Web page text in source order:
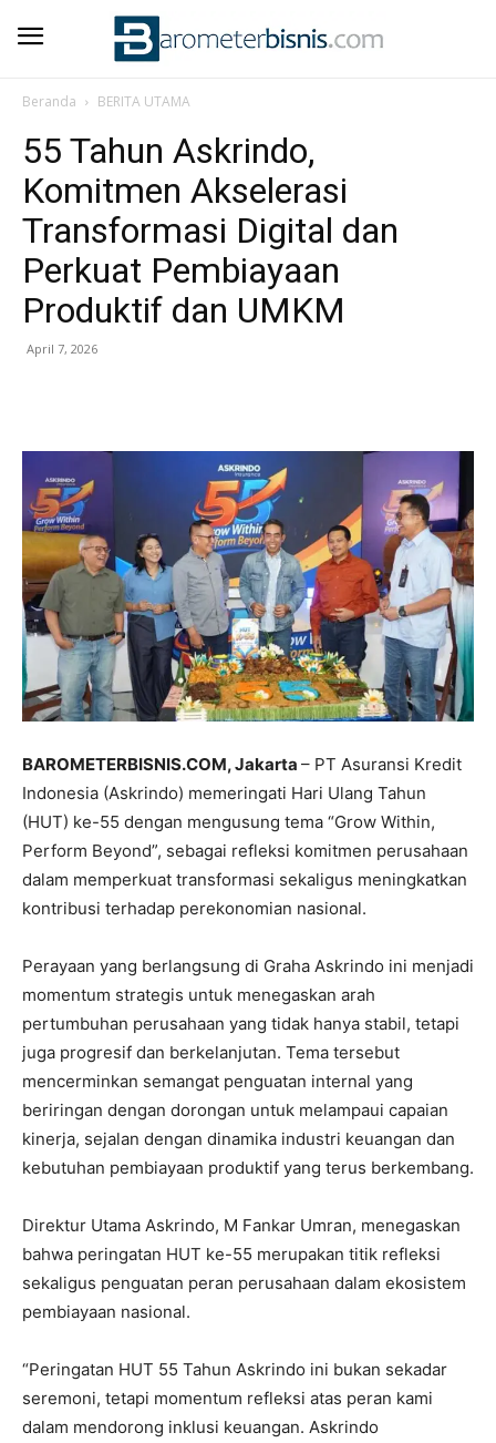
Beranda BERITA UTAMA
55 Tahun Askrindo,
Komitmen Akselerasi
Transformasi Digital dan
Perkuat Pembiayaan
Produktif dan UMKM
April 7, 2026
BAROMETERBISNIS.COM, Jakarta – PT Asuransi Kredit
Indonesia (Askrindo) memeringati Hari Ulang Tahun
(HUT) ke-55 dengan mengusung tema “Grow Within,
Perform Beyond”, sebagai refleksi komitmen perusahaan
dalam memperkuat transformasi sekaligus meningkatkan
kontribusi terhadap perekonomian nasional.
Perayaan yang berlangsung di Graha Askrindo ini menjadi
momentum strategis untuk menegaskan arah
pertumbuhan perusahaan yang tidak hanya stabil, tetapi
juga progresif dan berkelanjutan. Tema tersebut
mencerminkan semangat penguatan internal yang
beriringan dengan dorongan untuk melampaui capaian
kinerja, sejalan dengan dinamika industri keuangan dan
kebutuhan pembiayaan produktif yang terus berkembang.
Direktur Utama Askrindo, M Fankar Umran, menegaskan
bahwa peringatan HUT ke-55 merupakan titik refleksi
sekaligus penguatan peran perusahaan dalam ekosistem
pembiayaan nasional.
“Peringatan HUT 55 Tahun Askrindo ini bukan sekadar
seremoni, tetapi momentum refleksi atas peran kami
dalam mendorong inklusi keuangan. Askrindo